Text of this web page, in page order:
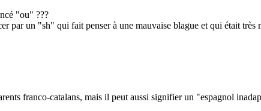
"ou" ???
par un "sh" qui fait penser à une mauvaise blague et qui était très
franco-catalans, mais il peut aussi signifier un "espagnol